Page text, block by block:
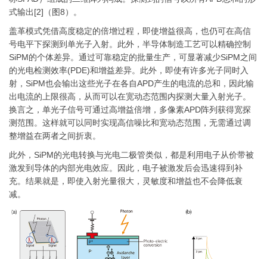
式输出[2]（图8）。
盖革模式凭借高度稳定的倍增过程，即使增益很高，也仍可在高信
号电平下探测到单光子入射。此外，半导体制造工艺可以精确控制
SiPM的个体差异。通过可靠稳定的批量生产，可显著减少SiPM之间
的光电检测效率(PDE)和增益差异。此外，即使有许多光子同时入
射，SiPM也会输出这些光子在各自APD产生的电流的总和，因此输
出电流的上限很高，从而可以在宽动态范围内探测大量入射光子。
换言之，单光子信号可通过高增益倍增，多像素APD阵列获得宽探
测范围。这样就可以同时实现高信噪比和宽动态范围，无需通过调
整增益在两者之间折衷。
此外，SiPM的光电转换与光电二极管类似，都是利用电子从价带被
激发到导体的内部光电效应。因此，电子被激发后会迅速得到补
充。结果就是，即使入射光量很大，灵敏度和增益也不会降低衰
减。